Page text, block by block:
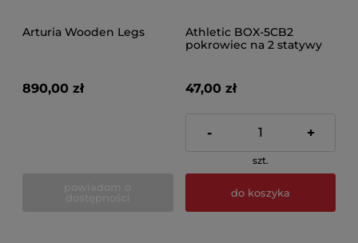
Arturia Wooden Legs
890,00 zł
Athletic BOX-5CB2
pokrowiec na 2 statywy
47,00 zł
- +
szt.
do koszyka